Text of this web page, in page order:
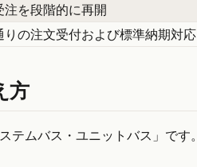
注を段階的に再開
りの注文受付および標準納期対
方
テムバス・ユニットバス」で